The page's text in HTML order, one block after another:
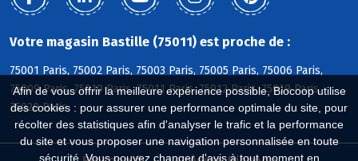
Afin de vous offrir la meilleure expérience possible, Biocoop utilise
des cookies : pour assurer une performance optimale du site, pour
récolter des statistiques afin d'analyser le trafic et la performance
du site et vous proposer une navigation personnalisée en toute
sécurité. Vous pouvez changer d'avis à tout moment en
Votre magasin Bastille (75011) est proche de :
75001 Paris, 75002 Paris, 75003 Paris, 75005 Paris, 75006 Paris,
75009 Paris, 75010 Paris, 75011 Paris, 75012 Paris, 75019 Paris,
75020 Paris